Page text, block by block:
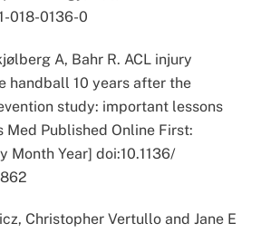
018-0136-0
A, Bahr R. ACL injury
handball 10 years after the
study: important lessons
Med Published Online First:
Month Year] doi:10.1136/
Christopher Vertullo and Jane E